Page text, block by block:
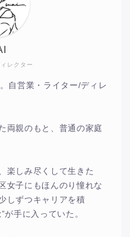
レクター
自営業・ライター/ディレ
両親のもと、普通の家庭
楽しみ尽くして生きた
女子にもほんのり憧れな
しずつキャリアを積
が手に入っていた。